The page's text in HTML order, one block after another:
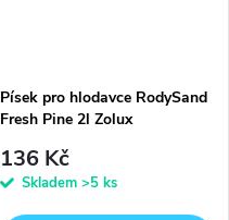
Písek pro hlodavce RodySand
Fresh Pine 2l Zolux
136 Kč
Skladem >5 ks